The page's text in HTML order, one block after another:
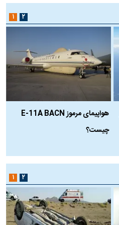
هواپیمای مرموز E-11A BACN
چیست؟
۱ ۲
۱ ۲